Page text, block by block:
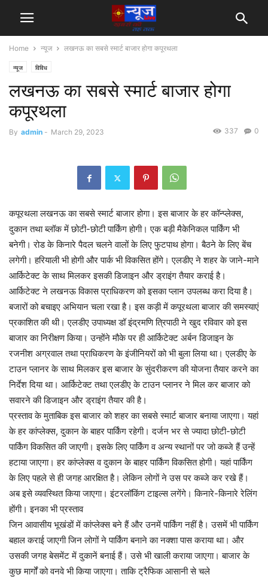
Home न्यूज लखनऊ का सबसे स्मार्ट बाजार होगा कपूरथला
न्यूज विविध
लखनऊ का सबसे स्मार्ट बाजार होगा
कपूरथला
By admin - March 29, 2023 0
337
कपूरथला लखनऊ का सबसे स्मार्ट बाजार होगा। इस बाजार के हर कॉन्प्लेक्स,
दुकान तथा ब्लॉक में छोटी-छोटी पार्किंग होगी। एक बड़ी मैकेनिकल पार्किंग भी
बनेगी। रोड के किनारे पैदल चलने वालों के लिए फुटपाथ होगा। बैठने के लिए बेंच
लगेगी। हरियाली भी होगी और पार्क भी विकसित होंगे। एलडीए ने शहर के जाने-माने
आर्किटेक्ट के साथ मिलकर इसकी डिजाइन और ड्राइंग तैयार कराई है।
आर्किटेक्ट ने लखनऊ विकास प्राधिकरण को इसका प्लान उपलब्ध करा दिया है।
बजारों को बचाइए अभियान चला रखा है। इस कड़ी में कपूरथला बाजार की समस्याएं
प्रकाशित की थी। एलडीए उपाध्यक्ष डॉ इंद्रमणि त्रिपाठी ने खुद रविवार को इस
बाजार का निरीक्षण किया। उन्होंने मौके पर ही आर्किटेक्ट अर्बन डिजाइन के
रजनीश अग्रवाल तथा प्राधिकरण के इंजीनियरों को भी बुला लिया था। एलडीए के
टाउन प्लानर के साथ मिलकर इस बाजार के सुंदरीकरण की योजना तैयार करने का
निर्देश दिया था। आर्किटेक्ट तथा एलडीए के टाउन प्लानर ने मिल कर बाजार को
सवारने की डिजाइन और ड्राइंग तैयार की है।
प्रस्ताव के मुताबिक इस बाजार को शहर का सबसे स्मार्ट बाजार बनाया जाएगा। यहां
के हर कांप्लेक्स, दुकान के बाहर पार्किंग रहेगी। दर्जन भर से ज्यादा छोटी-छोटी
पार्किंग विकसित की जाएगी। इसके लिए पार्किंग व अन्य स्थानों पर जो कब्जे हैं उन्हें
हटाया जाएगा। हर कांप्लेक्स व दुकान के बाहर पार्किंग विकसित होगी। यहां पार्किंग
के लिए पहले से ही जगह आरक्षित है। लेकिन लोगों ने उस पर कब्जे कर रखे हैं।
अब इसे व्यवस्थित किया जाएगा। इंटरलॉकिंग टाइल्स लगेंगे। किनारे-किनारे रेलिंग
होंगी। इनका भी प्रस्ताव
जिन आवासीय भूखंडों में कांप्लेक्स बने हैं और उनमें पार्किंग नहीं है। उसमें भी पार्किंग
बहाल कराई जाएगी जिन लोगों ने पार्किंग बनाने का नक्शा पास कराया था। और
उसकी जगह बेसमेंट में दुकानें बनाई हैं। उसे भी खाली कराया जाएगा। बाजार के
कुछ मार्गों को वनवे भी किया जाएगा। ताकि ट्रैफिक आसानी से चले